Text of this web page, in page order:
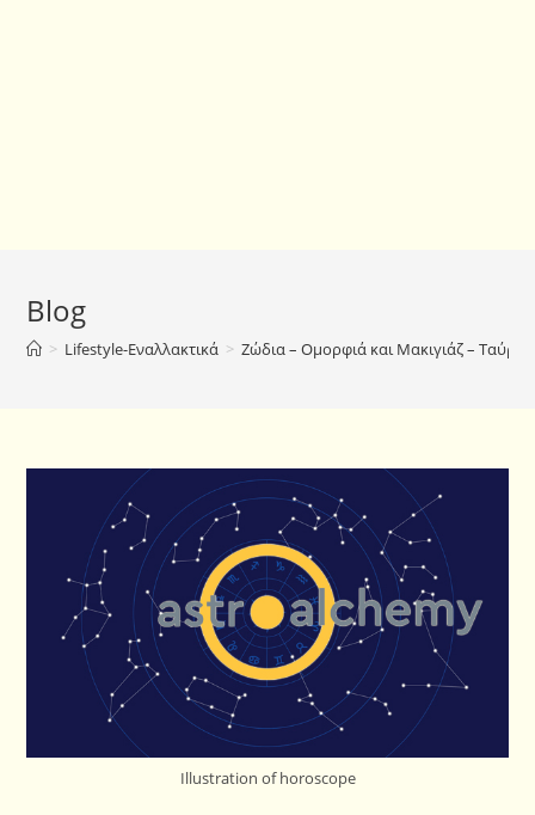
Blog
> Lifestyle-Εναλλακτικά > Ζώδια – Ομορφιά και Μακιγιάζ – Ταύρος
Illustration of horoscope